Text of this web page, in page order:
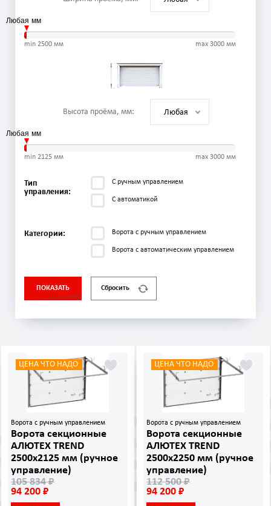
Любая
min 2500 мм max 3000 мм
Высота проёма, мм: Любая
Любая
min 2125 мм max 3000 мм
Тип
управления:
С ручным управлением
С автоматикой
Категории: Ворота с ручным управлением
Ворота с автоматическим управлением
ПОКАЗАТЬ Сбросить
ЦЕНА ЧТО НАДО
Ворота с ручным управлением
Ворота секционные
АЛЮТЕХ TREND
2500х2125 мм (ручное
управление)
105 834 ₽
94 200 ₽
ЦЕНА ЧТО НАДО
Ворота с ручным управлением
Ворота секционные
АЛЮТЕХ TREND
2500х2250 мм (ручное
управление)
112 500 ₽
94 200 ₽